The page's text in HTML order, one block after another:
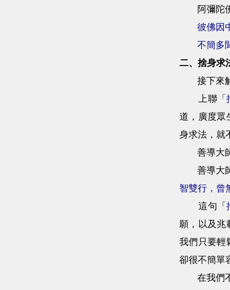
阿彌陀佛
彼佛因
不簡多
二、捨身求
接下來解
上聯「
道，廣度眾
身求法，就
善導大師
善導大師
智雙行，曾
這句「
願，以及兆
我們只要輕
卻很不簡單
在我們不